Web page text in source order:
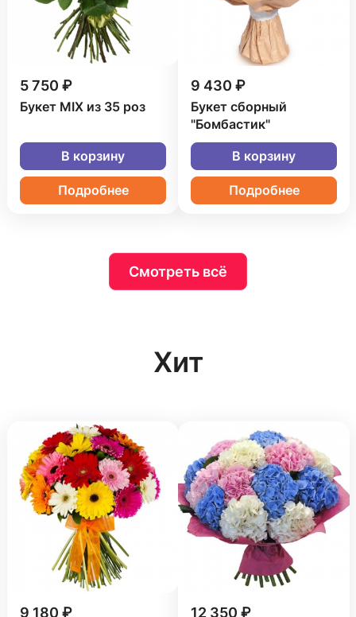
5 750 ₽
Букет MIX из 35 роз
В корзину
Подробнее
9 430 ₽
Букет сборный
"Бомбастик"
В корзину
Подробнее
Смотреть всё
Хит
9 180 ₽ 12 350 ₽